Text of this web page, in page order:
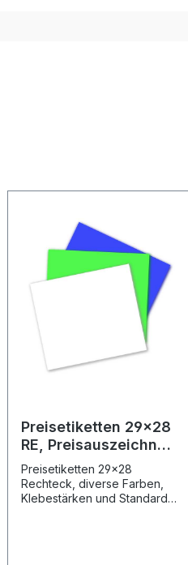
Preisetiketten 29x28
RE, Preisauszeichner
Etikettenrollen
Preisetiketten 29x28
Rechteck, diverse Farben,
Klebestärken und Standard